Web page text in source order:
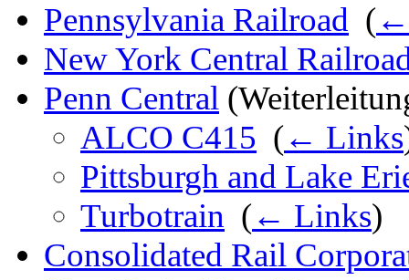
Pennsylvania Railroad (
New York Central
Penn Central
ALCO C415 (← Links
Pittsburgh and Lake
Turbotrain (← Links)
Consolidated Rail